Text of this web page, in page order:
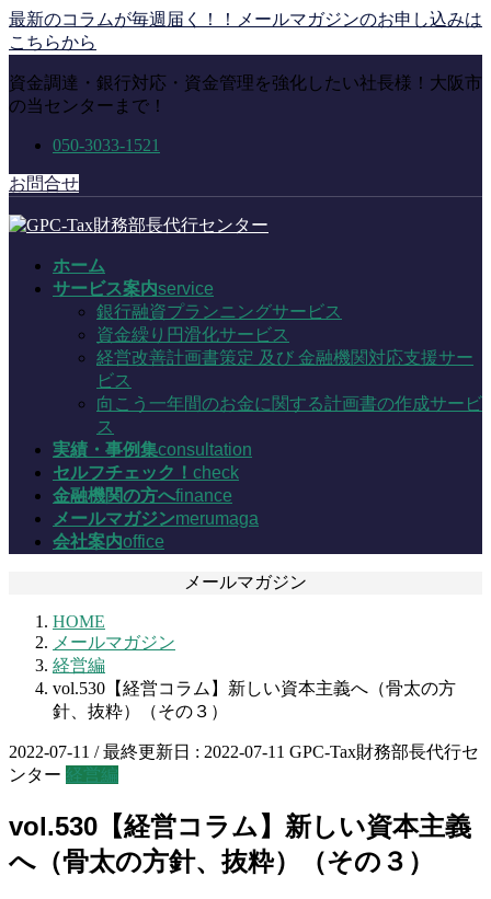
コ
ン
ン
ツ
動
ナ
ビ
ー
シ
に
移
動
最新のコラムが毎週届く！！メールマガジンのお申し込みは
こちらから
資金調達・銀行対応・資金管理を強化したい社長様！大阪市
の当センターまで！
050-3033-1521
お問合せ
ホーム
サービス案内service
銀行融資プランニングサービス
資金繰り円滑化サービス
経営改善計画書策定 及び 金融機関対応支援サー
ビス
向こう一年間のお金に関する計画書の作成サービ
ス
実績・事例集consultation
セルフチェック！ check
金融機関の方へfinance
メールマガジンmerumaga
会社案内office
メールマガジン
HOME
メールマガジン
経営編
vol.530【経営コラム】新しい資本主義へ（骨太の方
針、抜粋）（その３）
2022-07-11 / 最終更新日 : 2022-07-11 GPC-Tax財務部長代行セ
ンター 経営編
vol.530【経営コラム】新しい資本主義
へ（骨太の方針、抜粋）（その３）